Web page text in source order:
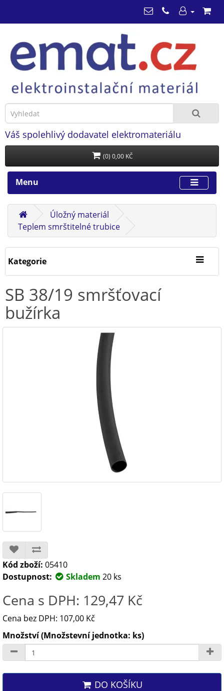
Váš spolehlivý dodavatel elektromateriálu
(0) 0,00 KČ
Menu
Úložný materiál
Teplem smrštitelné trubice
Kategorie
SB 38/19 smršťovací
bužírka
Kód zboží: 05410
Dostupnost:
Skladem 20 ks
Cena s DPH: 129,47 Kč
Cena bez DPH: 107,00 Kč
Množství (Množstevní jednotka: ks)
DO KOŠÍKU